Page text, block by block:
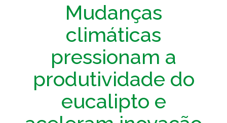
Sustentabilidade
Plante com a
Klabin
Todas Florestas
Importam
Caiubi
Mudanças
climáticas
pressionam a
produtividade do
eucalipto e